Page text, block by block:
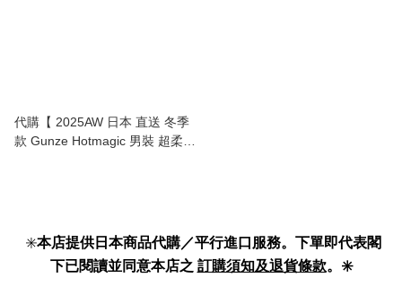
代購【 2025AW 日本 直送 冬季
款 Gunze Hotmagic 男裝 超柔
✳️本店提供日本商品代購／平行進口服務。下單即代表閣
下已閱讀並同意本店之 訂購須知及退貨條款。✳️